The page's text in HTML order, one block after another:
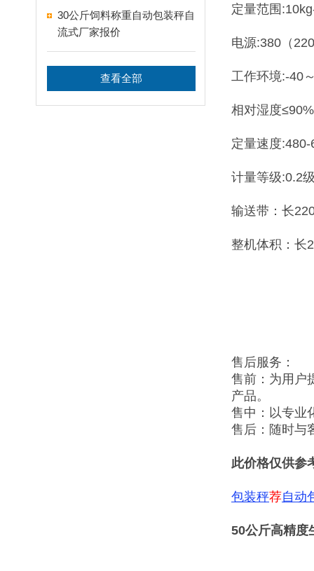
30公斤饲料称重自动包装秤自
流式厂家报价
查看全部
定量范围
电源:380（
工作环境:-40
相对湿度≤90%
定量速度
计量等级:0.2
输送带：长
整机体积：长
售后服务：
售前：为用户
产品。
售中：以专业
售后：随时与
此价格仅供参
包装秤荐自动
50公斤高精度